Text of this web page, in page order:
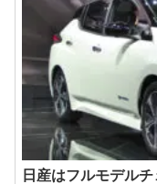
日産はフルモデル